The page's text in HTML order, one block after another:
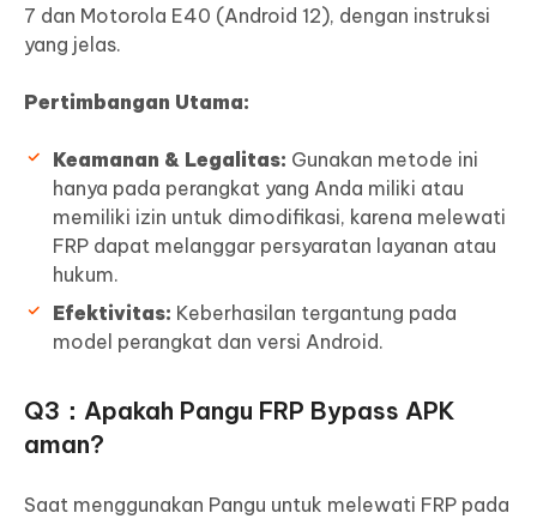
7 dan Motorola E40 (Android 12), dengan instruksi
yang jelas.
Pertimbangan Utama:
Keamanan & Legalitas: Gunakan metode ini
hanya pada perangkat yang Anda miliki atau
memiliki izin untuk dimodifikasi, karena melewati
FRP dapat melanggar persyaratan layanan atau
hukum.
Efektivitas: Keberhasilan tergantung pada
model perangkat dan versi Android.
Q3：Apakah Pangu FRP Bypass APK
aman?
Saat menggunakan Pangu untuk melewati FRP pada